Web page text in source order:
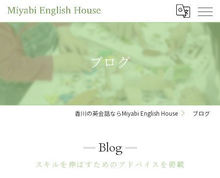
ブログ
香川の英会話ならMiyabi English House ブログ
Blog
スキルを伸ばすためのアドバイスを掲載